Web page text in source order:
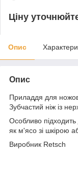
Ціну
Опис
Опис
Приладдя для
Зубчастий ніж із
Особливо підходить
як м'ясо зі шкірою
Виробник Retsch